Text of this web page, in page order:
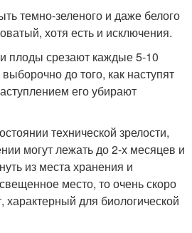
темно-зеленого и даже белого
хотя есть и исключения.
плоды срезают каждые 5-10
до того, как наступят
его убирают
технической зрелости,
могут лежать до 2-х месяцев и
из места хранения и
место, то очень скоро
характерный для биологической